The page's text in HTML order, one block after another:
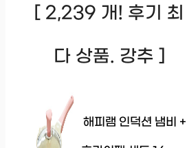
[ 2,239 개! 후기 최
다 상품. 강추 ]
해피램 인덕션 냄비 +